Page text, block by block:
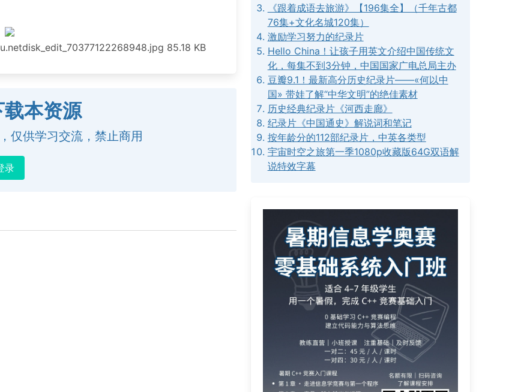
85.18 KB
本资源
，仅供学习交流，禁止商用
录
《跟着成语去旅游》【196集全】（千年古都
76集+文化名城120集）
激励学习努力的纪录片
Hello China！让孩子用英文介绍中国传统文
化，每集不到3分钟，中国国家广电总局主办
豆瓣9.1！最新高分历史纪录片——«何以中
国» 带娃了解“中华文明”的绝佳素材
历史经典纪录片《河西走廊》
纪录片《中国通史》解说词和笔记
按年龄分的112部纪录片，中英各类型
宇宙时空之旅第一季1080p收藏版64G双语解
说特效字幕